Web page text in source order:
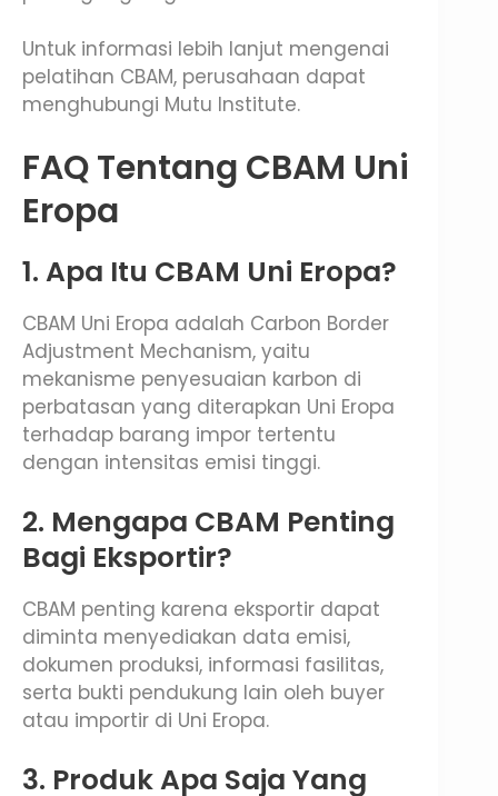
Untuk informasi lebih lanjut mengenai
pelatihan CBAM, perusahaan dapat
menghubungi Mutu Institute.
FAQ Tentang CBAM Uni
Eropa
1. Apa Itu CBAM Uni Eropa?
CBAM Uni Eropa adalah Carbon Border
Adjustment Mechanism, yaitu
mekanisme penyesuaian karbon di
perbatasan yang diterapkan Uni Eropa
terhadap barang impor tertentu
dengan intensitas emisi tinggi.
2. Mengapa CBAM Penting
Bagi Eksportir?
CBAM penting karena eksportir dapat
diminta menyediakan data emisi,
dokumen produksi, informasi fasilitas,
serta bukti pendukung lain oleh buyer
atau importir di Uni Eropa.
3. Produk Apa Saja Yang